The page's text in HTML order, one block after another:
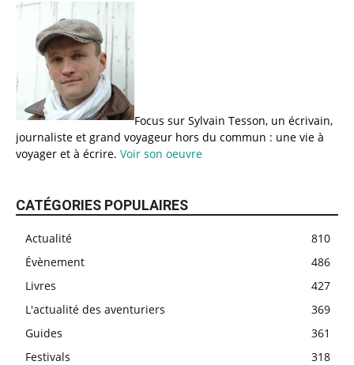
Focus sur Sylvain Tesson, un écrivain,
journaliste et grand voyageur hors du commun : une vie à
voyager et à écrire. Voir son oeuvre
CATÉGORIES POPULAIRES
Actualité
810
Évènement
486
Livres
427
L'actualité des aventuriers
369
Guides
361
Festivals
318